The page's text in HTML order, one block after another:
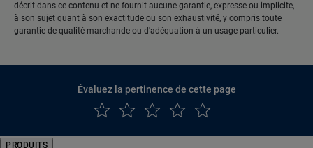
décrit dans ce contenu et ne fournit aucune garantie, expresse ou implicite,
à son sujet quant à son exactitude ou son exhaustivité, y compris toute
garantie de qualité marchande ou d'adéquation à un usage particulier.
Évaluez la pertinence de cette page
PRODUITS